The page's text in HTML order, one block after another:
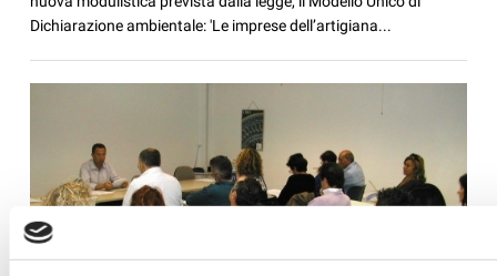
Dichiarazione ambientale: 'Le imprese dell’artigiana...